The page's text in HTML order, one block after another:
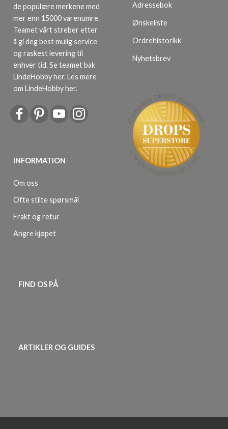
de populære merkene med
mer enn 15000 varenumre.
Teamet vårt streber etter
å gi deg best mulig service
og raskest levering til
enhver tid. Se teamet bak
LindeHobby her.Les mere
om LindeHobby her.
INFORMATION
Om oss
Ofte stilte spørsmål
Frakt og retur
Angre kjøpet
Adressebok
Ønskeliste
Ordrehistorikk
Nyhetsbrev
FIND OS PÅ
ARTIKLER OG GUIDES